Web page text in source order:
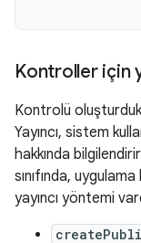
Kontroller için
Kontrolü
Yayıncı, sistem
hakkında
sınıfında,
yayıncı yöntemi